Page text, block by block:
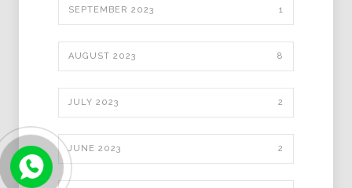
SEPTEMBER 2023 1
AUGUST 2023 8
JULY 2023 2
JUNE 2023 2